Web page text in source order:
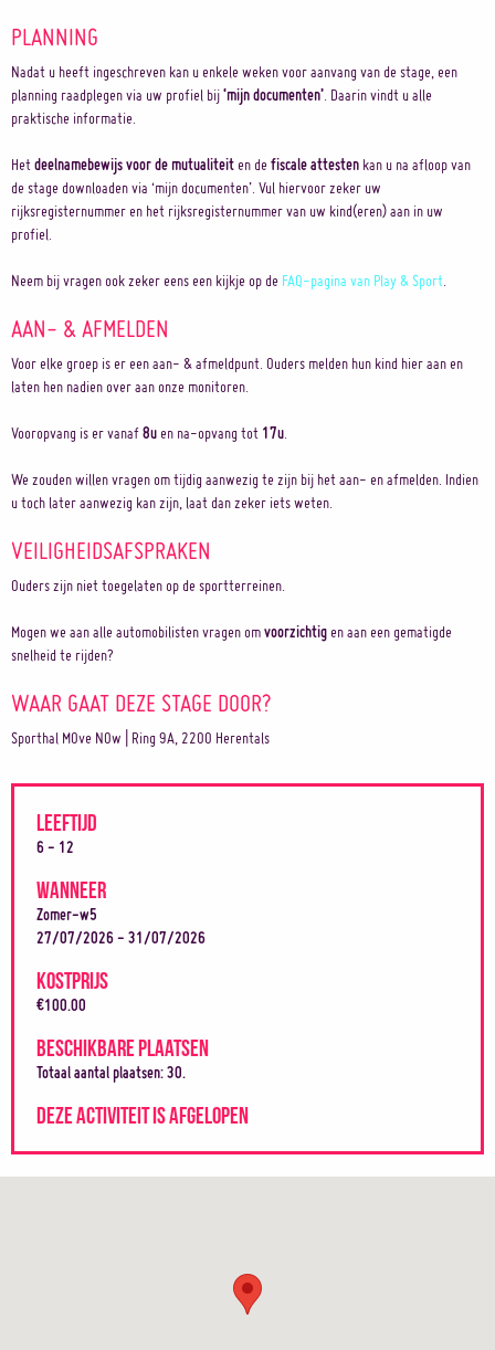
PLANNING
Nadat u heeft ingeschreven kan u enkele weken voor aanvang van de stage, een
planning raadplegen via uw profiel bij‘mijn documenten’. Daarin vindt u alle
praktische informatie.
Hetdeelnamebewijs voor de mutualiteit en defiscale attesten kan u na afloop van
de stage downloaden via ‘mijn documenten’. Vul hiervoor zeker uw
rijksregisternummer en het rijksregisternummer van uw kind(eren) aan in uw
profiel.
Neem bij vragen ook zeker eens een kijkje op de FAQ-pagina van Play & Sport.
AAN- & AFMELDEN
Voor elke groep is er een aan- & afmeldpunt. Ouders melden hun kind hier aan en
laten hen nadien over aan onze monitoren.
Vooropvang is er vanaf8u en na-opvang tot 17u.
We zouden willen vragen om tijdig aanwezig te zijn bij het aan- en afmelden. Indien
u toch later aanwezig kan zijn, laat dan zeker iets weten.
VEILIGHEIDSAFSPRAKEN
Ouders zijn niet toegelaten op de sportterreinen.
Mogen we aan alle automobilisten vragen omvoorzichtig en aan een gematigde
snelheid te rijden?
WAAR GAAT DEZE STAGE DOOR?
Sporthal MOve NOw | Ring 9A, 2200 Herentals
LEEFTIJD
6 - 12
WANNEER
Zomer-w5
27/07/2026 - 31/07/2026
KOSTPRIJS
€100.00
BESCHIKBARE PLAATSEN
Totaal aantal plaatsen: 30.
DEZE ACTIVITEIT IS AFGELOPEN